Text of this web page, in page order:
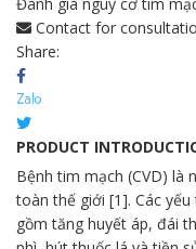
Contact for
Share:
PRODUCT
Bệnh tim mạch (CVD) là
toàn thế giới [1]. Các
gồm tăng huyết áp, đái